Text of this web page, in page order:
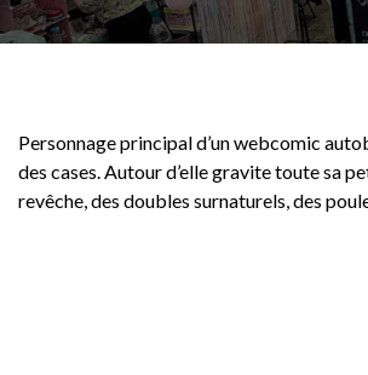
Personnage principal d’un webcomic
des cases. Autour d’elle gravite toute sa
revêche, des doubles surnaturels, des